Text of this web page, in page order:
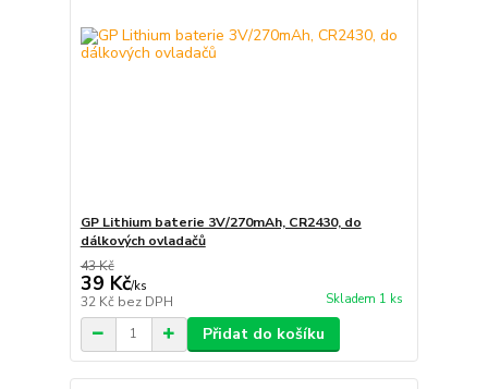
GP Lithium baterie 3V/270mAh, CR2430, do
dálkových ovladačů
43 Kč
39 Kč/ks
32 Kč bez DPH Skladem 1 ks
Přidat do košíku